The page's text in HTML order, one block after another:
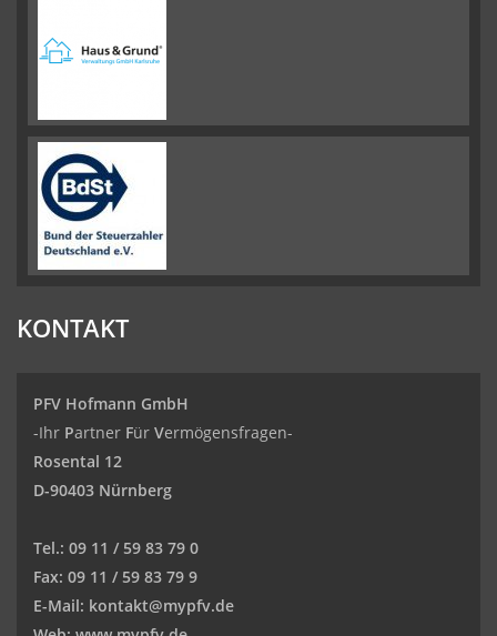
KONTAKT
PFV Hofmann GmbH
-Ihr Partner Für Vermögensfragen-
Rosental 12
D-90403 Nürnberg
Tel.: 09 11 / 59 83 79 0
Fax: 09 11 / 59 83 79 9
E-Mail: kontakt@mypfv.de